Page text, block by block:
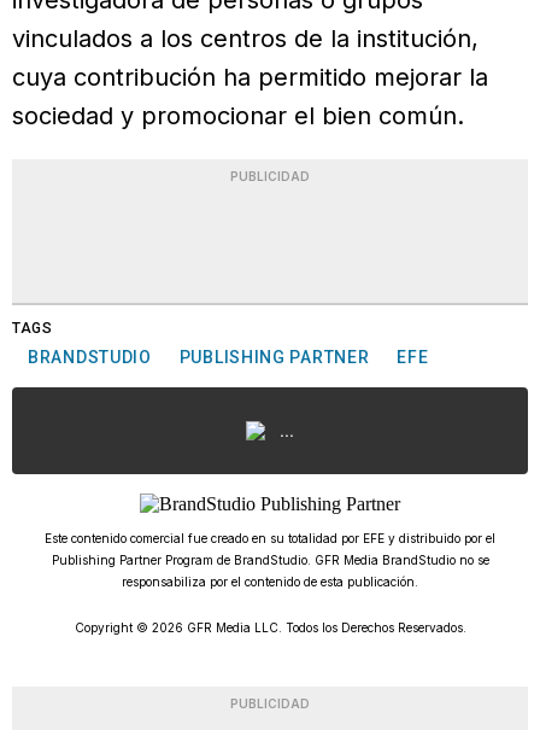
vinculados a los centros de la institución,
cuya contribución ha permitido mejorar la
sociedad y promocionar el bien común.
PUBLICIDAD
TAGS
BRANDSTUDIO PUBLISHING PARTNER EFE
...
Este contenido comercial fue creado en su totalidad por EFE y distribuido por el
Publishing Partner Program de BrandStudio. GFR Media BrandStudio no se
responsabiliza por el contenido de esta publicación.
Copyright © 2026 GFR Media LLC. Todos los Derechos Reservados.
PUBLICIDAD